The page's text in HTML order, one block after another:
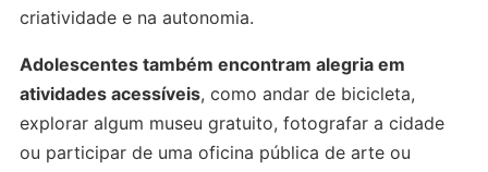
criatividade e na autonomia.
Adolescentes também encontram alegria em
atividades acessíveis, como andar de bicicleta,
explorar algum museu gratuito, fotografar a cidade
ou participar de uma oficina pública de arte ou